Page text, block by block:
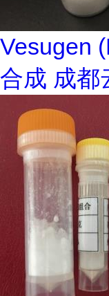
Vesugen
合成 成都